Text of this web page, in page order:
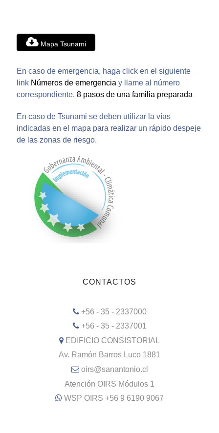
Mapa Tsunami
En caso de emergencia, haga click en el siguiente
link Números de emergencia y llame al número
correspondiente. 8 pasos de una familia preparada
En caso de Tsunami se deben utilizar la vías
indicadas en el mapa para realizar un rápido despeje
de las zonas de riesgo.
CONTACTOS
+56 - 35 - 2337000
+56 - 35 - 2337001
EDIFICIO CONSISTORIAL
Av. Ramón Barros Luco 1881
oirs@sanantonio.cl
Atención OIRS Módulos 1
WSP OIRS +56 9 6190 9067